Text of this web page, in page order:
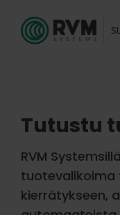
content
Tuotteet
Palvelut &
Ota yhteyttä
Tutustu
RVM
tuotevalikoima
kierrätykseen,